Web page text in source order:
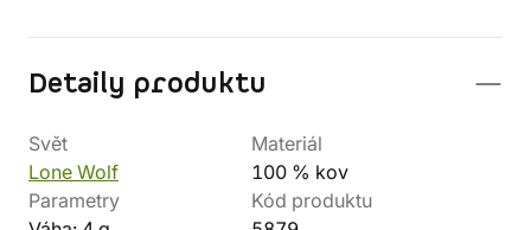
Detaily produktu
Svět
Lone Wolf
Materiál
100 % kov
Parametry
Kód produktu